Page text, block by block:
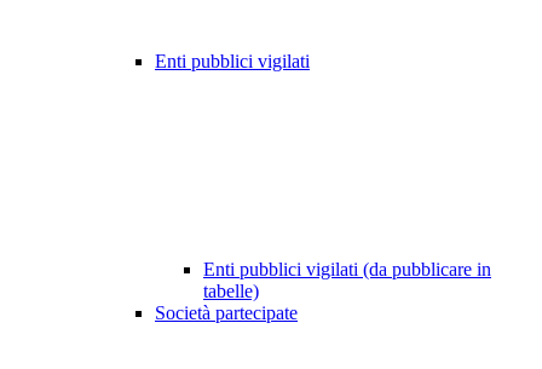
Enti pubblici vigilati
Enti pubblici vigilati (da pubblicare in
tabelle)
Società partecipate